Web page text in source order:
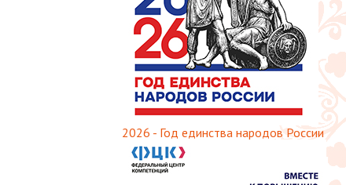
2026 - Год единства народов России